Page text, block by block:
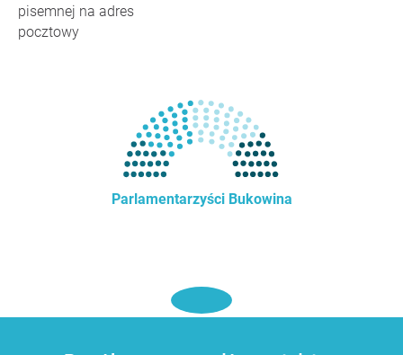
pisemnej na adres
pocztowy
Parlamentarzyści Bukowina